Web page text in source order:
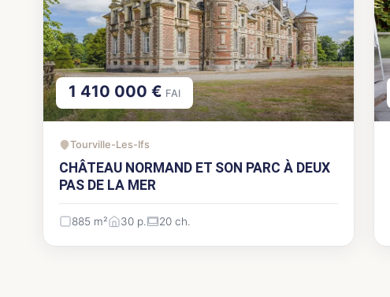
1 410 000 € FAI
Tourville-Les-Ifs
CHÂTEAU NORMAND ET SON PARC À DEUX
PAS DE LA MER
885 m² 30 p. 20 ch.